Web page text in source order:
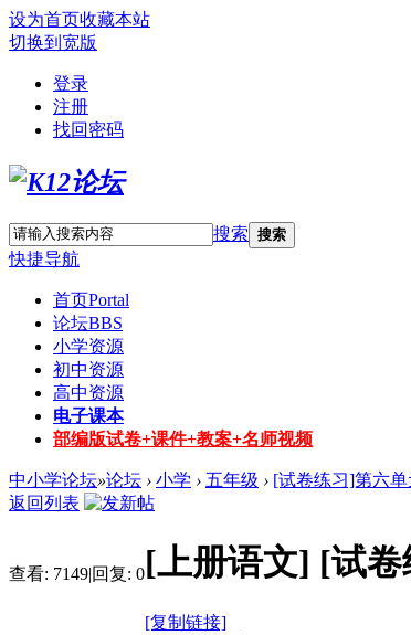
设为首页收藏本站
切换到宽版
登录
注册
找回密码
搜索 搜索
快捷导航
首页Portal
论坛BBS
小学资源
初中资源
高中资源
电子课本
部编版试卷+课件+教案+名师视频
中小学论坛»论坛 › 小学 › 五年级 › [试卷练习]第六
返回列表
查看: 7149|回复: 0[上册语文] [试卷
[复制链接]